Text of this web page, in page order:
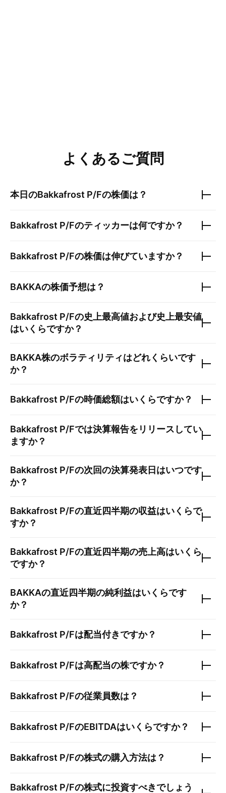
よくあるご質問
本日のBakkafrost P/Fの株価は？
Bakkafrost P/Fのティッカーは何ですか？
Bakkafrost P/Fの株価は伸びていますか？
BAKKAの株価予想は？
Bakkafrost P/Fの史上最高値および史上最安値
はいくらですか？
BAKKA株のボラティリティはどれくらいです
か？
Bakkafrost P/Fの時価総額はいくらですか？
Bakkafrost P/Fでは決算報告をリリースしてい
ますか？
Bakkafrost P/Fの次回の決算発表日はいつです
か？
Bakkafrost P/Fの直近四半期の収益はいくらで
すか？
Bakkafrost P/Fの直近四半期の売上高はいくら
ですか？
BAKKAの直近四半期の純利益はいくらです
か？
Bakkafrost P/Fは配当付きですか？
Bakkafrost P/Fは高配当の株ですか？
Bakkafrost P/Fの従業員数は？
Bakkafrost P/FのEBITDAはいくらですか？
Bakkafrost P/Fの株式の購入方法は？
Bakkafrost P/Fの株式に投資すべきでしょう